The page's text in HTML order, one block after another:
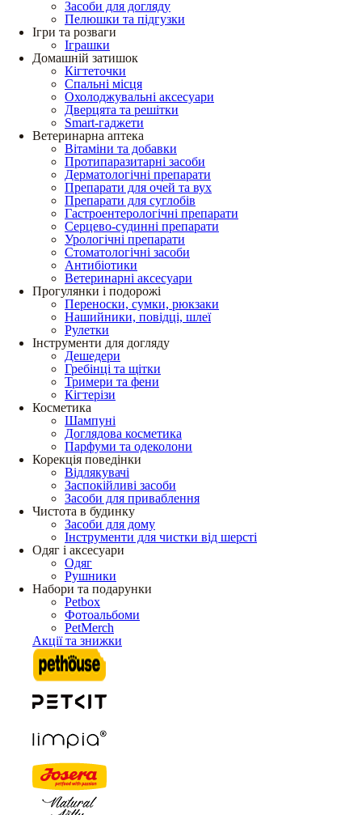
Засоби для догляду
Пелюшки та підгузки
Ігри та розваги
Іграшки
Домашній затишок
Кігтеточки
Спальні місця
Охолоджувальні аксесуари
Дверцята та решітки
Smart-гаджети
Ветеринарна аптека
Вітаміни та добавки
Протипаразитарні засоби
Дерматологічні препарати
Препарати для очей та вух
Препарати для суглобів
Гастроентерологічні препарати
Серцево-судинні препарати
Урологічні препарати
Стоматологічні засоби
Антибіотики
Ветеринарні аксесуари
Прогулянки і подорожі
Переноски, сумки, рюкзаки
Нашийники, повідці, шлеї
Рулетки
Інструменти для догляду
Дешедери
Гребінці та щітки
Тримери та фени
Кігтерізи
Косметика
Шампуні
Доглядова косметика
Парфуми та одеколони
Корекція поведінки
Відлякувачі
Заспокійливі засоби
Засоби для приваблення
Чистота в будинку
Засоби для дому
Інструменти для чистки від шерсті
Одяг і аксесуари
Одяг
Рушники
Набори та подарунки
Petbox
Фотоальбоми
PetMerch
Акції та знижки